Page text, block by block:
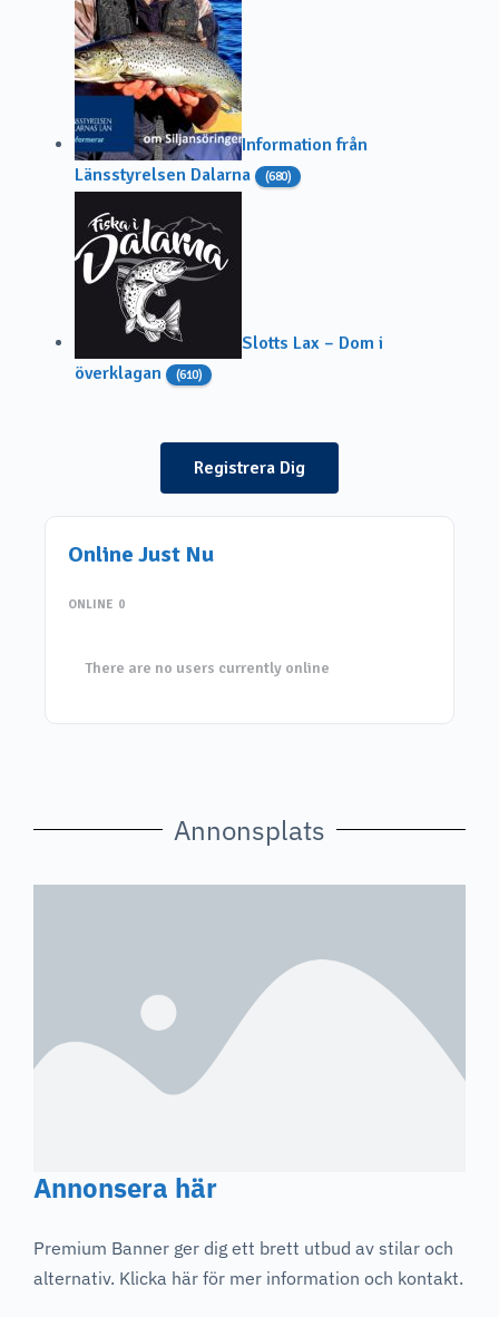
Information från
Länsstyrelsen Dalarna
(680)
Slotts Lax – Dom i
överklagan
(610)
Registrera Dig
Online Just Nu
ONLINE 0
There are no users currently online
Annonsplats
Annonsera här
Premium Banner ger dig ett brett utbud av stilar och
alternativ. Klicka här för mer information och kontakt.